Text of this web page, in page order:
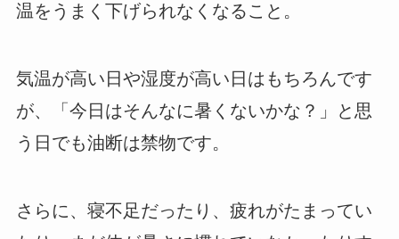
温をうまく下げられなくなること。
気温が高い日や湿度が高い日はもちろんです
が、「今日はそんなに暑くないかな？」と思
う日でも油断は禁物です。
さらに、寝不足だったり、疲れがたまってい